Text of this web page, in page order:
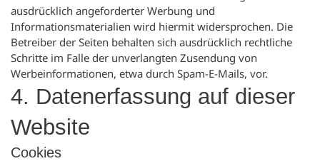
ausdrücklich angeforderter Werbung und
Informationsmaterialien wird hiermit widersprochen. Die
Betreiber der Seiten behalten sich ausdrücklich rechtliche
Schritte im Falle der unverlangten Zusendung von
Werbeinformationen, etwa durch Spam-E-Mails, vor.
4. Datenerfassung auf dieser
Website
Cookies